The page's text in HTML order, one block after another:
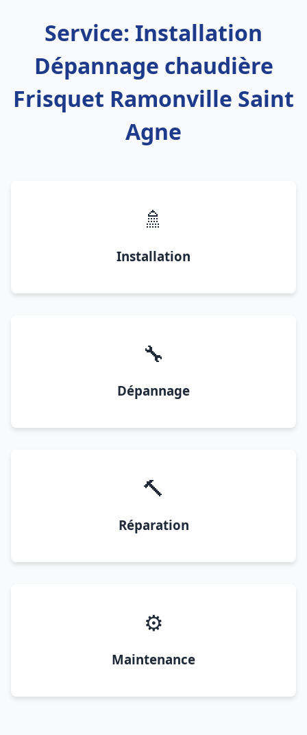
Service: Installation
Dépannage chaudière
Frisquet Ramonville Saint
Agne
🚿
Installation
🔧
Dépannage
🔨
Réparation
⚙️
Maintenance